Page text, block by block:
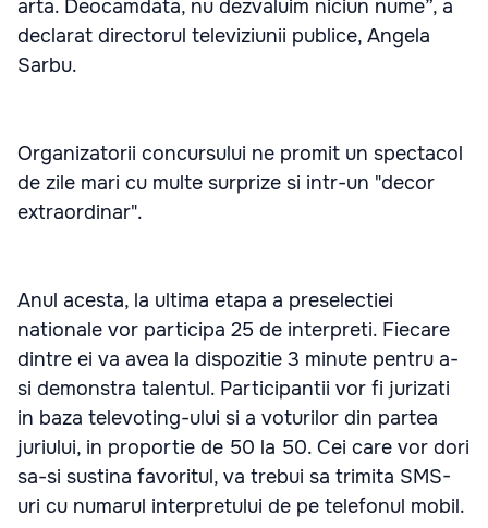
arta. Deocamdata, nu dezvaluim niciun nume”, a
declarat directorul televiziunii publice, Angela
Sarbu.
Organizatorii concursului ne promit un spectacol
de zile mari cu multe surprize si intr-un "decor
extraordinar".
Anul acesta, la ultima etapa a preselectiei
nationale vor participa 25 de interpreti. Fiecare
dintre ei va avea la dispozitie 3 minute pentru a-
si demonstra talentul. Participantii vor fi jurizati
in baza televoting-ului si a voturilor din partea
juriului, in proportie de 50 la 50. Cei care vor dori
sa-si sustina favoritul, va trebui sa trimita SMS-
uri cu numarul interpretului de pe telefonul mobil.